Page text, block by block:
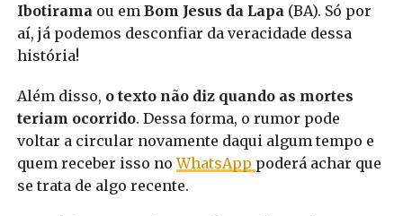
Ibotiramaou em Bom Jesus da Lapa(BA). Só por
aí, já podemos desconfiar da veracidade dessa
história!
Além disso, o texto não diz quando as mortes
teriam ocorrido. Dessa forma, o rumor pode
voltar a circular novamente daqui algum tempo e
quem receber isso noWhatsApp poderá achar que
se trata de algo recente.